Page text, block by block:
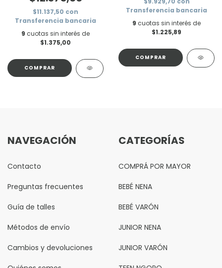
$11.137,50 con
Transferencia bancaria
9 cuotas sin interés de
$1.375,00
COMPRAR
Transferencia bancaria
9 cuotas sin interés de
$1.225,89
COMPRAR
NAVEGACIÓN
Contacto
Preguntas frecuentes
Guía de talles
Métodos de envío
Cambios y devoluciones
CATEGORÍAS
COMPRÁ POR MAYOR
BEBÉ NENA
BEBÉ VARÓN
JUNIOR NENA
JUNIOR VARÓN